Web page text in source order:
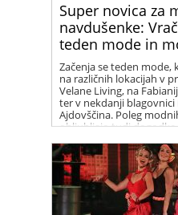
Super novica za
navdušenke:
teden mode in
Začenja se teden
na različnih lokacijah v
Velane Living, na
ter v nekdanji blagovnici
Ajdovščina. Poleg
obljubljajo tudi